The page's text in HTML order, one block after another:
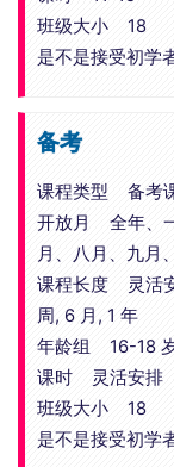
班级大小 18
是不是接受初
备考
课程类型 备考
开放月 全年、
月、八月、九月
课程长度 灵活
周, 6 月, 1 年
年龄组 16-18
课时 灵活安排
班级大小 18
是不是接受初